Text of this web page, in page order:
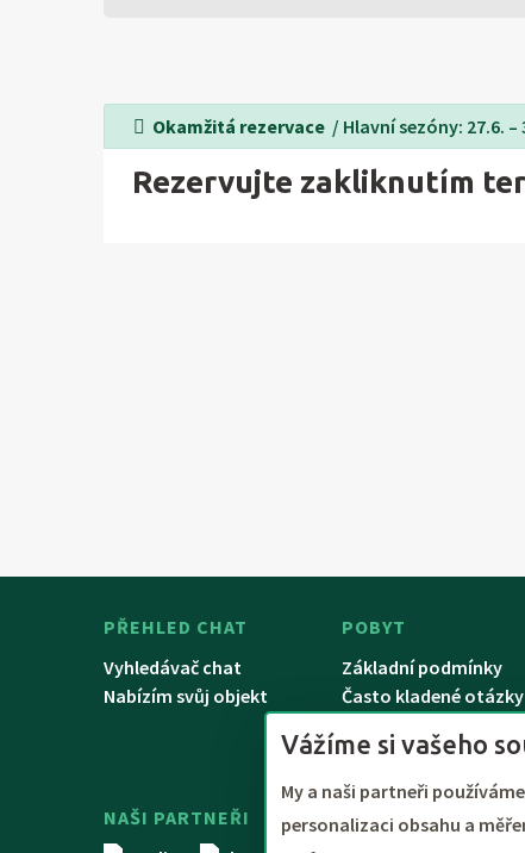
Okamžitá rezervace / Hlavní sezóny: 27.6. –
Rezervujte zakliknutím
PŘEHLED CHAT
Vyhledávač chat
Nabízím svůj objekt
POBYT
Základní podmínky
Často kladené otázky
NAŠI PARTNEŘI Platby QR kódem. Možnost
Vážíme si vašeho
My a naši partneři
personalizaci obsahu a